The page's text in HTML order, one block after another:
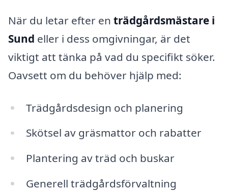
När du letar efter en trädgårdsmästare i
Sund eller i dess omgivningar, är det
viktigt att tänka på vad du specifikt söker.
Oavsett om du behöver hjälp med:
Trädgårdsdesign och planering
Skötsel av gräsmattor och rabatter
Plantering av träd och buskar
Generell trädgårdsförvaltning